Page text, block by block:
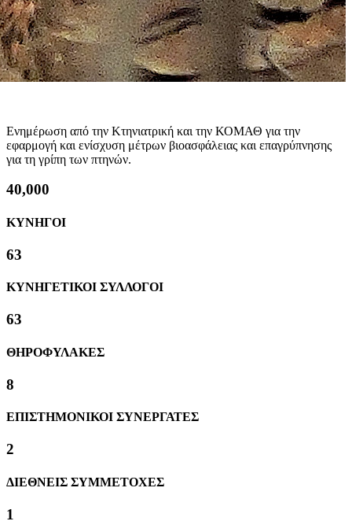
Ενημέρωση από την Κτηνιατρική και την ΚΟΜΑΘ για την
εφαρμογή και ενίσχυση μέτρων βιοασφάλειας και επαγρύπνησης
για τη γρίπη των πτηνών.
40,000
ΚΥΝΗΓΟΙ
63
ΚΥΝΗΓΕΤΙΚΟΙ ΣΥΛΛΟΓΟΙ
63
ΘΗΡΟΦΥΛΑΚΕΣ
8
ΕΠΙΣΤΗΜΟΝΙΚΟΙ ΣΥΝΕΡΓΑΤΕΣ
2
ΔΙΕΘΝΕΙΣ ΣΥΜΜΕΤΟΧΕΣ
1